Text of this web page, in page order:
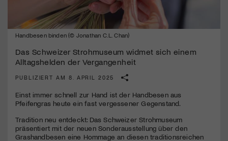
Handbesen binden (© Jonathan C.L. Chan)
Das Schweizer Strohmuseum widmet sich einem
Alltagshelden der Vergangenheit
PUBLIZIERT AM 8. APRIL 2025
Einst immer schnell zur Hand ist der Handbesen aus
Pfeifengras heute ein fast vergessener Gegenstand.
Tradition neu entdeckt: Das Schweizer Strohmuseum
präsentiert mit der neuen Sonderausstellung über den
Grashandbesen eine Hommage an diesen traditionsreichen
Mach mit: «Be Part of the Art»!
Kulturinstitution und unterstütze unsere Arbeit.
Mit deiner Mitgliedschaft erhältst du kostenlosen Zugang zu
Jetzt Mitglied werden